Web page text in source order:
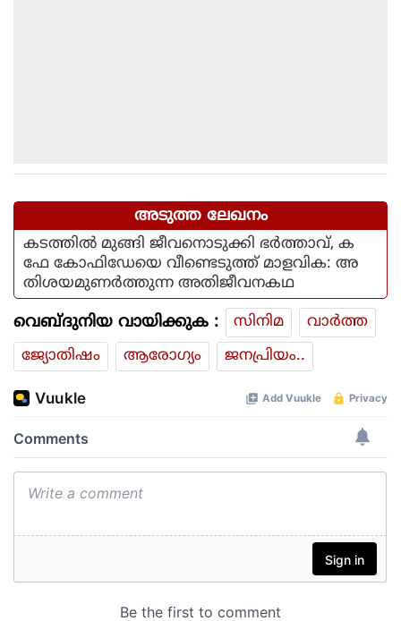
അടുത്ത ലേഖനം
കടത്തിൽ മുങ്ങി ജീവനൊടുക്കി ഭർത്താവ്, ക
ഫേ കോഫിഡേയെ വീണ്ടെടുത്ത് മാളവിക: അ
തിശയമുണർത്തുന്ന അതിജീവനകഥ
വെബ്ദുനിയ വായിക്കുക : സിനിമ
വാര്‍ത്ത
ജ്യോതിഷം
ആരോഗ്യം ജനപ്രിയം..